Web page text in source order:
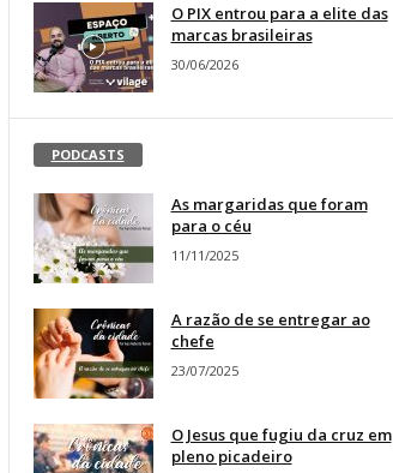
O PIX entrou para a elite das
marcas brasileiras
30/06/2026
PODCASTS
As margaridas que foram
para o céu
11/11/2025
A razão de se entregar ao
chefe
23/07/2025
O Jesus que fugiu da cruz em
pleno picadeiro